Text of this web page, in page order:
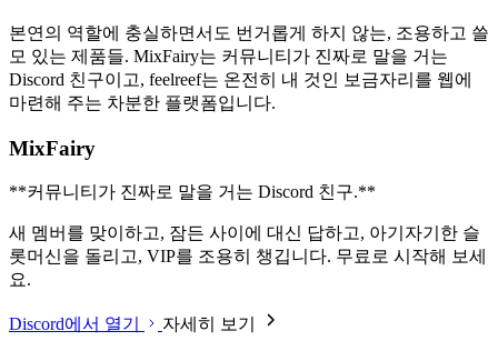
본연의 역할에 충실하면서도 번거롭게 하지 않는, 조용하고 쓸
모 있는 제품들. MixFairy는 커뮤니티가 진짜로 말을 거는
Discord 친구이고, feelreef는 온전히 내 것인 보금자리를 웹에
마련해 주는 차분한 플랫폼입니다.
MixFairy
**커뮤니티가 진짜로 말을 거는 Discord 친구.**
새 멤버를 맞이하고, 잠든 사이에 대신 답하고, 아기자기한 슬
롯머신을 돌리고, VIP를 조용히 챙깁니다. 무료로 시작해 보세
요.
Discord에서 열기 자세히 보기